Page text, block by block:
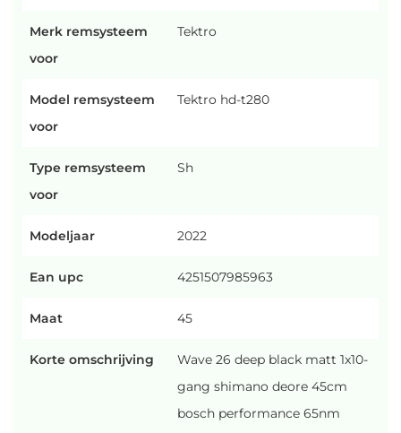
Merk remsysteem
voor
Tektro
Model remsysteem
voor
Tektro hd-t280
Type remsysteem
voor
Sh
Modeljaar 2022
Ean upc 4251507985963
Maat 45
Korte omschrijving
Wave 26 deep black matt 1x10-
gang shimano deore 45cm
bosch performance 65nm